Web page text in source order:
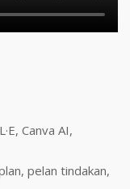
Canva AI,
pelan tindakan,